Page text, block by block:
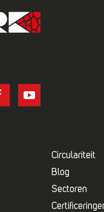
Circulariteit
Blog
Sectoren